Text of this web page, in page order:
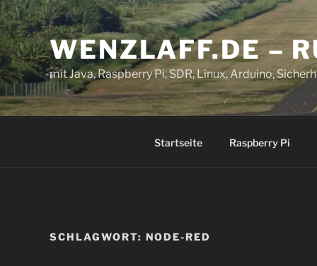
Zum
Inhalt
springen WENZLAFF.DE –
mit Java, Raspberry Pi, SDR, Linux, Arduino,
Startseite Raspberry Pi
SCHLAGWORT: NODE-RED